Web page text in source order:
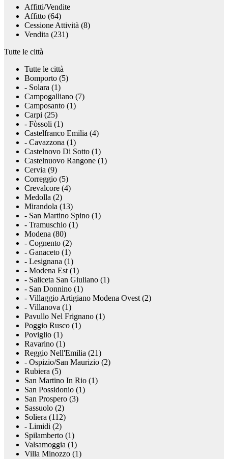
Affitti/Vendite
Affitto (64)
Cessione Attività (8)
Vendita (231)
Tutte le città
Tutte le città
Bomporto (5)
- Solara (1)
Campogalliano (7)
Camposanto (1)
Carpi (25)
- Fòssoli (1)
Castelfranco Emilia (4)
- Cavazzona (1)
Castelnovo Di Sotto (1)
Castelnuovo Rangone (1)
Cervia (9)
Correggio (5)
Crevalcore (4)
Medolla (2)
Mirandola (13)
- San Martino Spino (1)
- Tramuschio (1)
Modena (80)
- Cognento (2)
- Ganaceto (1)
- Lesignana (1)
- Modena Est (1)
- Saliceta San Giuliano (1)
- San Donnino (1)
- Villaggio Artigiano Modena Ovest (2)
- Villanova (1)
Pavullo Nel Frignano (1)
Poggio Rusco (1)
Poviglio (1)
Ravarino (1)
Reggio Nell'Emilia (21)
- Ospizio/San Maurizio (2)
Rubiera (5)
San Martino In Rio (1)
San Possidonio (1)
San Prospero (3)
Sassuolo (2)
Soliera (112)
- Limidi (2)
Spilamberto (1)
Valsamoggia (1)
Villa Minozzo (1)